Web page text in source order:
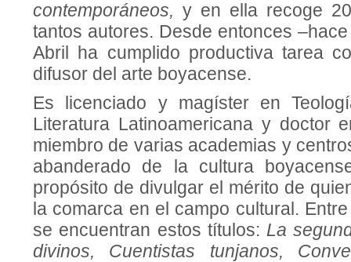
contemporáneos, y en ella recoge
tantos autores. Desde entonces
Abril ha cumplido productiva tarea
difusor del arte boyacense.
Es licenciado y magíster en
Literatura Latinoamericana y doctor
miembro de varias academias y
abanderado de la cultura
propósito de divulgar el mérito de
la comarca en el campo cultural.
se encuentran estos títulos:La
divinos, Cuentistas tunjanos,